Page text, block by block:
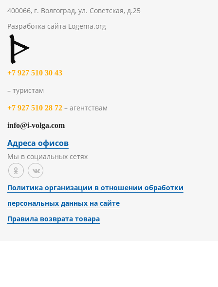
400066, г. Волгоград, ул. Советская, д.25
Разработка сайта Logema.org
+7 927 510 30 43
– туристам
+7 927 510 28 72 – агентствам
info@i-volga.com
Адреса офисов
Мы в социальных сетях
Политика организации в отношении обработки
персональных данных на сайте
Правила возврата товара